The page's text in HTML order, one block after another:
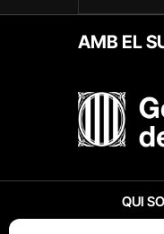
AMB EL
QUI